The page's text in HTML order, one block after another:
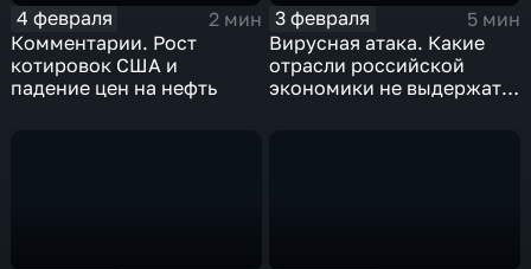
4 февраля
2 мин
Комментарии. Рост
котировок США и
падение цен на нефть
3 февраля
5 мин
Вирусная атака. Какие
отрасли российской
экономики не выдержат